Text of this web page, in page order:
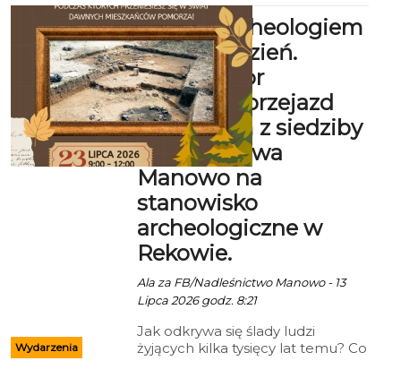
Mieszkańca (honorowana w
niedziele), Dyskusyjny Klub
Filmowy, Kino dla Seniora; 12zł –
Kino Małego Widza; 2zł, 10zł –
Bezpieczne wakacje
Wydarzenia
Zostań archeologiem
na jeden dzień.
Organizator
zapewnia przejazd
autokarem z siedziby
Nadleśnictwa
Manowo na
stanowisko
archeologiczne w
Rekowie.
Ala za FB/Nadleśnictwo Manowo - 13
Lipca 2026 godz. 8:21
Jak odkrywa się ślady ludzi
żyjących kilka tysięcy lat temu? Co